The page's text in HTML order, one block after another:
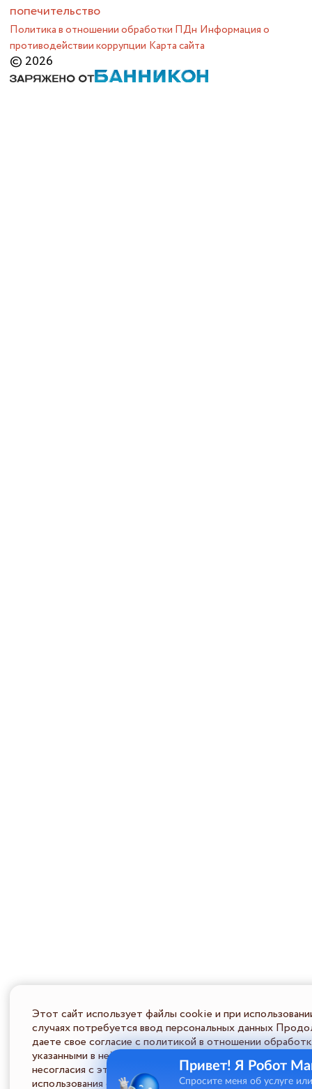
попечительство
Политика в отношении обработки ПДн Информация о
противодействии коррупции Карта сайта
© 2026
Этот сайт использует файлы cookie и при
случаях потребуется ввод персональных данных
даете свое согласие с политикой в отношении
указанными в ней условиями обработки персональной
несогласия с этими условиями Пользователь должен
использования сайта.
Привет! Я Робот
Спросите меня об услуге